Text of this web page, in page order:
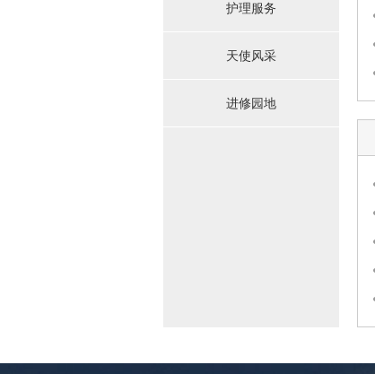
护理服务
天使风采
进修园地